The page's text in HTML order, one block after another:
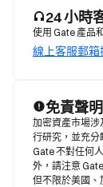
24 小時
使用 Gate 產品
線上客服郵箱
免責聲明
加密資產市場
行研究，並充分
Gate 不對任何
外，請注意
但不限於美國